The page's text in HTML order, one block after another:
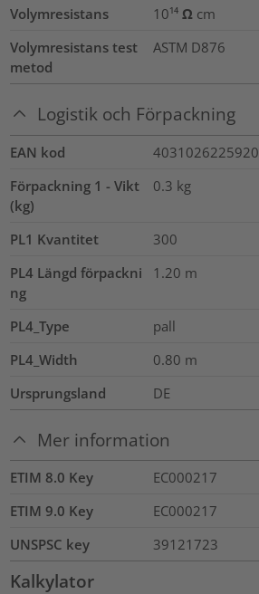
Volymresistans
10¹⁴ Ω cm
Volymresistans test
metod
ASTM D876
Logistik och Förpackning
EAN kod
4031026225920
Förpackning 1 - Vikt
(kg)
0.3 kg
PL1 Kvantitet
300
PL4 Längd förpackni
ng
1.20 m
PL4_Type
pall
PL4_Width
0.80 m
Ursprungsland
DE
Mer information
ETIM 8.0 Key
EC000217
ETIM 9.0 Key
EC000217
UNSPSC key
39121723
Kalkylator